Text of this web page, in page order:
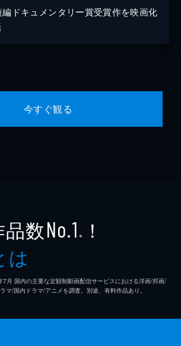
ドキュメンタリー賞受賞作を映画化
今すぐ観る
数No.1 ※ ！
は
⽉ 国内の主要な定額制動画配信サービスにおける洋画/邦画/
マ/国内ドラマ/アニメを調査。別途、有料作品あり。